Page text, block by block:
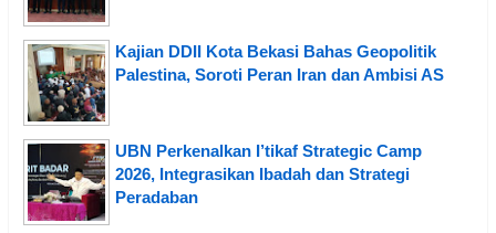
Kajian DDII Kota Bekasi Bahas Geopolitik
Palestina, Soroti Peran Iran dan Ambisi AS
UBN Perkenalkan I’tikaf Strategic Camp
2026, Integrasikan Ibadah dan Strategi
Peradaban